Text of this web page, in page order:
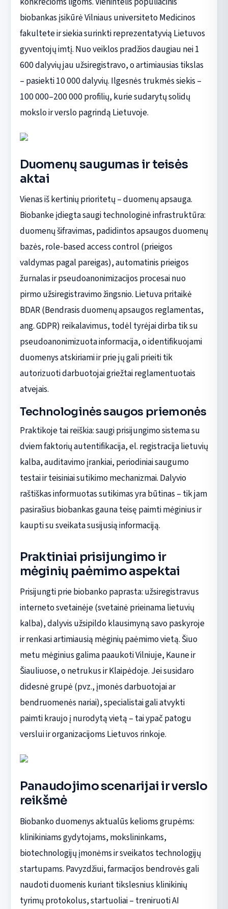
biobankas įsikūrė Vilniaus universiteto Medicinos
fakultete ir siekia surinkti reprezentatyvią Lietuvos
gyventojų imtį. Nuo veiklos pradžios daugiau nei 1
600 dalyvių jau užsiregistravo, o artimiausias tikslas
– pasiekti 10 000 dalyvių. Ilgesnės trukmės siekis –
100 000–200 000 profilių, kurie sudarytų solidų
mokslo ir verslo pagrindą Lietuvoje.
Duomenų saugumas ir teisės
aktai
Vienas iš kertinių prioritetų – duomenų apsauga.
Biobanke įdiegta saugi technologinė infrastruktūra:
duomenų šifravimas, padidintos apsaugos duomenų
bazės, role-based access control (prieigos
valdymas pagal pareigas), automatinis prieigos
žurnalas ir pseudoanonimizacijos procesai nuo
pirmo užsiregistravimo žingsnio. Lietuva pritaikė
BDAR (Bendrasis duomenų apsaugos reglamentas,
ang. GDPR) reikalavimus, todėl tyrėjai dirba tik su
pseudoanonimizuota informacija, o identifikuojami
duomenys atskiriami ir prie jų gali prieiti tik
autorizuoti darbuotojai griežtai reglamentuotais
atvejais.
Technologinės saugos priemonės
Praktikoje tai reiškia: saugi prisijungimo sistema su
dviem faktorių autentifikacija, el. registracija lietuvių
kalba, auditavimo įrankiai, periodiniai saugumo
testai ir teisiniai sutikimo mechanizmai. Dalyvio
raštiškas informuotas sutikimas yra būtinas – tik jam
pasirašius biobankas gauna teisę paimti mėginius ir
kaupti su sveikata susijusią informaciją.
Praktiniai prisijungimo ir
mėginių paėmimo aspektai
Prisijungti prie biobanko paprasta: užsiregistravus
interneto svetainėje (svetainė prieinama lietuvių
kalba), dalyvis užsipildo klausimyną savo paskyroje
ir renkasi artimiausią mėginių paėmimo vietą. Šiuo
metu mėginius galima paaukoti Vilniuje, Kaune ir
Šiauliuose, o netrukus ir Klaipėdoje. Jei susidaro
didesnė grupė (pvz., įmonės darbuotojai ar
bendruomenės nariai), specialistai gali atvykti
paimti kraujo į nurodytą vietą – tai ypač patogu
verslui ir organizacijoms Lietuvos rinkoje.
Panaudojimo scenarijai ir verslo
reikšmė
Biobanko duomenys aktualūs kelioms grupėms:
klinikiniams gydytojams, mokslininkams,
biotechnologijų įmonėms ir sveikatos technologijų
startupams. Pavyzdžiui, farmacijos bendrovės gali
naudoti duomenis kuriant tikslesnius klinikinių
tyrimų protokolus, startuoliai – treniruoti AI